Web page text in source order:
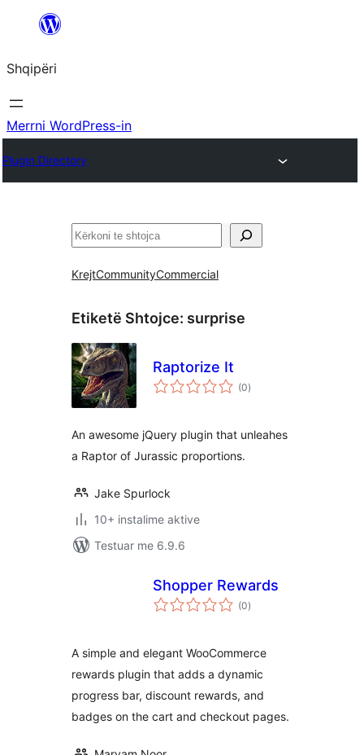
Hidhu
lënda
Shqipëri
Merrni WordPress-in
Plugin Directory
Kërko
KrejtCommunityCommercial
Etiketë Shtojce: surprise
Raptorize It
(0vlerësime
gjithsej
)
An awesome jQuery plugin that unleahes
a Raptor of Jurassic proportions.
Jake Spurlock
10+ instalime aktive
Testuar me 6.9.6
Shopper Rewards
(0vlerësime
gjithsej
)
A simple and elegant WooCommerce
rewards plugin that adds a dynamic
progress bar, discount rewards, and
badges on the cart and checkout pages.